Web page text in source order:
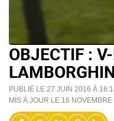
OBJECTIF :
PUBLIÉ LE 27 JUIN 2016 À
MIS À JOUR LE 16